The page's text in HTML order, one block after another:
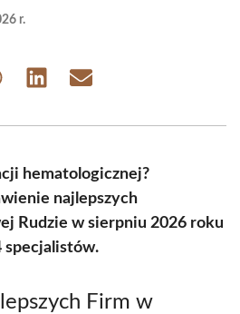
r.
Share Share
hematologicznej?
najlepszych
Rudzie w sierpniu 2026 roku
specjalistów.
Firm w